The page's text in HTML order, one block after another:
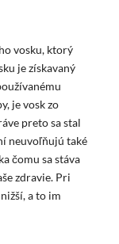
vosku, ktorý
je získavaný
je vosk zo
preto sa stal
neuvoľňujú také
čomu sa stáva
zdravie. Pri
a to im